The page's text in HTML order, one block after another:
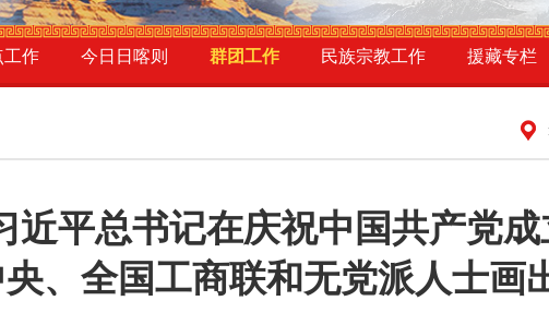
工作 今日日喀则 群团工作 民族宗教工作 援藏专栏
平总书记在庆祝中国共产党成
、全国工商联和无党派人士画